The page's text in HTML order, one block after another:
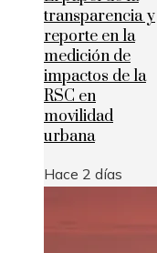
transparencia y
reporte en la
medición de
impactos de la
RSC en
movilidad
urbana
Hace 2 días